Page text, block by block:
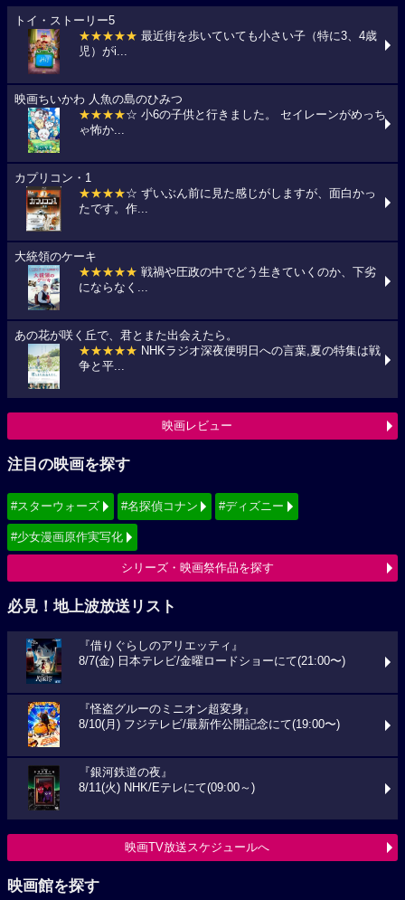
トイ・ストーリー5
★★★★★ 最近街を歩いていても小さい子（特に3、4歳
児）がi...
映画ちいかわ 人魚の島のひみつ
★★★★☆ 小6の子供と行きました。 セイレーンがめっち
ゃ怖か...
カプリコン・1
★★★★☆ ずいぶん前に見た感じがしますが、面白かっ
たです。作...
大統領のケーキ
★★★★★ 戦禍や圧政の中でどう生きていくのか、下劣
にならなく...
あの花が咲く丘で、君とまた出会えたら。
★★★★★ NHKラジオ深夜便明日への言葉,夏の特集は戦
争と平...
映画レビュー
注目の映画を探す
#スターウォーズ #名探偵コナン #ディズニー
#少女漫画原作実写化
シリーズ・映画祭作品を探す
必見！地上波放送リスト
『借りぐらしのアリエッティ』
8/7(金) 日本テレビ/金曜ロードショーにて(21:00〜)
『怪盗グルーのミニオン超変身』
8/10(月) フジテレビ/最新作公開記念にて(19:00〜)
『銀河鉄道の夜』
8/11(火) NHK/Eテレにて(09:00～)
映画TV放送スケジュールへ
映画館を探す